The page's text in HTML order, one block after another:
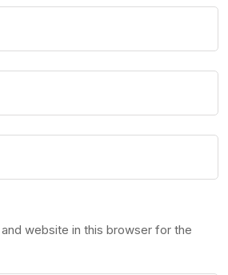
website in this browser for the